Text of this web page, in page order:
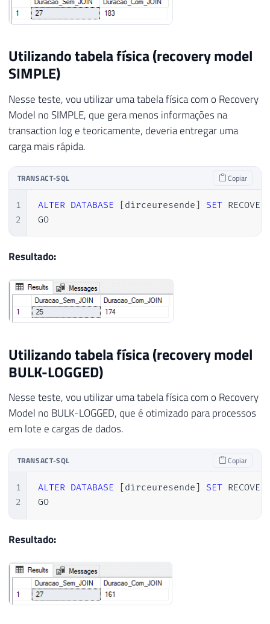
41
42
43
45
46
47
48
49
50
52
53
54
55
57
58
59
60
SET @Contador = 1
SET @Dt_Log
WHILE @Contador <= @Total
BEGIN
-- Teste com JOIN
dirceuresende .
SELECT @Contador , Dt_Venda A
FROM dirceuresende.dbo.Fato_Venda A
JOIN
JOIN dirceuresende.dbo.Dim_Produto C
JOIN
SET @Contador += 1
END
SET @Qt_Duracao_2 = DATEDIFF
SELECT @Qt_Duracao_1 AS Duracao_Sem_JOIN
Utilizando tabela física (recovery model
SIMPLE)
Nesse teste, vou utilizar uma tabela física com o Recovery
Model no SIMPLE, que gera menos informações na
transaction log e teoricamente, deveria entregar uma
carga mais rápida.
TRANSACT-SQL Copiar
1
2
ALTER DATABASE [dirceuresende] SET
GO
Resultado:
Utilizando tabela física (recovery model
BULK-LOGGED)
Nesse teste, vou utilizar uma tabela física com o Recovery
Model no BULK-LOGGED, que é otimizado para processos
em lote e cargas de dados.
TRANSACT-SQL Copiar
1
2
ALTER DATABASE dirceuresende SET
GO
Resultado: